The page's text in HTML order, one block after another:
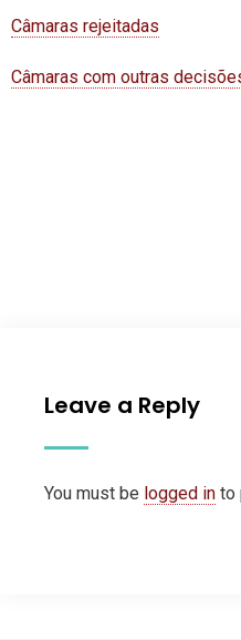
Câmaras rejeitadas
Câmaras com outras
Leave a Reply
You must be logged in to